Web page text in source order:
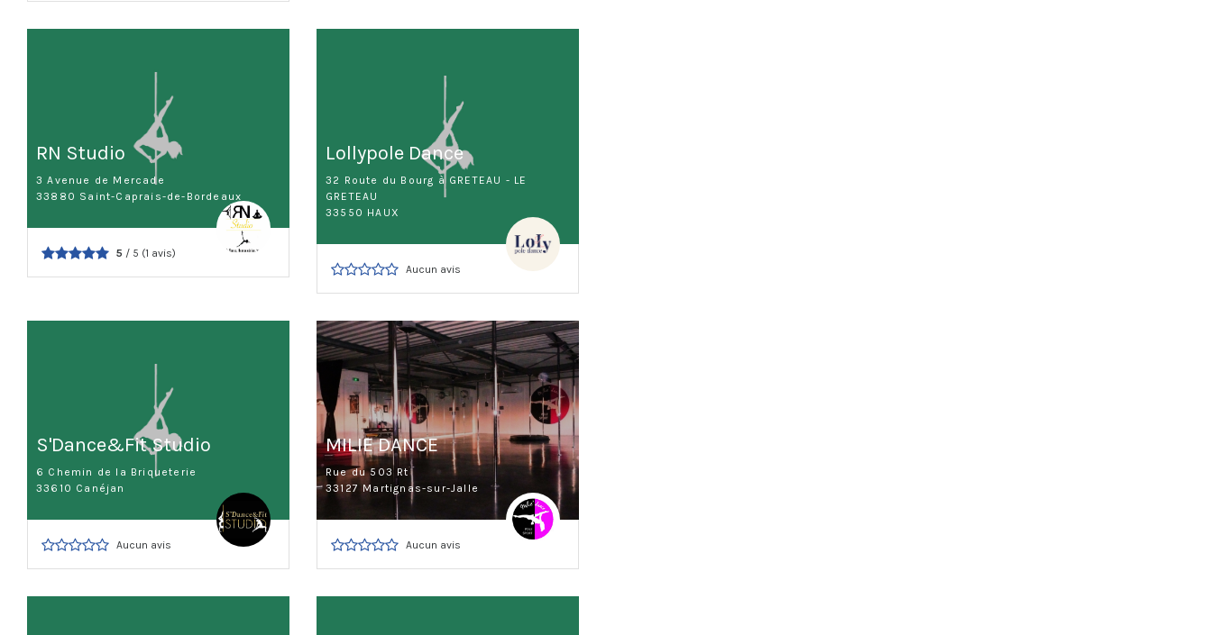
RN Studio
3 Avenue de Mercade
33880 Saint-Caprais-de-Bordeaux
5 / 5 (1 avis)
Lollypole Dance
32 Route du Bourg à GRETEAU - LE
GRETEAU
33550 HAUX
Aucun avis
S'Dance&Fit Studio
6 Chemin de la Briqueterie
33610 Canéjan
Aucun avis
MILIE DANCE
Rue du 503 Rt
33127 Martignas-sur-Jalle
Aucun avis